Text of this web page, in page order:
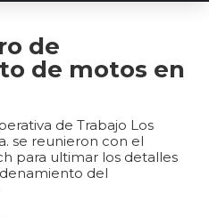
de
de motos en
de Trabajo Los
se reunieron con el
para ultimar los detalles
del